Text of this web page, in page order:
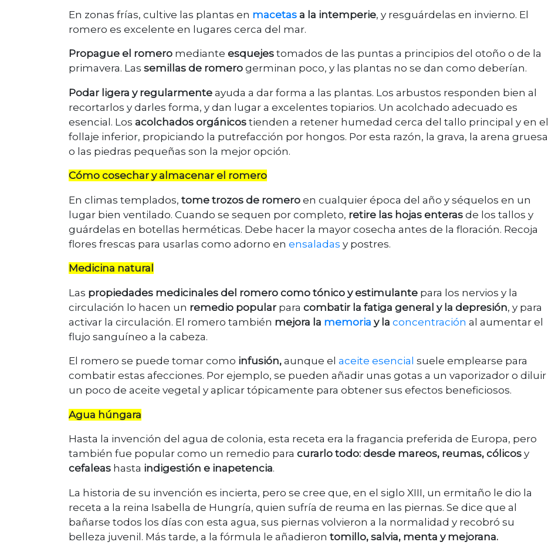
En zonas frías, cultive las plantas en macetas a la intemperie, y resguárdelas en invierno. El
romero es excelente en lugares cerca del mar.
Propague el romero mediante esquejes tomados de las puntas a principios del otoño o de la
primavera. Las semillas de romero germinan poco, y las plantas no se dan como deberían.
Podar ligera y regularmente ayuda a dar forma a las plantas. Los arbustos responden bien al
recortarlos y darles forma, y dan lugar a excelentes topiarios. Un acolchado adecuado es
esencial. Los acolchados orgánicos tienden a retener humedad cerca del tallo principal y en el
follaje inferior, propiciando la putrefacción por hongos. Por esta razón, la grava, la arena gruesa
o las piedras pequeñas son la mejor opción.
Cómo cosechar y almacenar el romero
En climas templados, tome trozos de romero en cualquier época del año y séquelos en un
lugar bien ventilado. Cuando se sequen por completo, retire las hojas enteras de los tallos y
guárdelas en botellas herméticas. Debe hacer la mayor cosecha antes de la floración. Recoja
flores frescas para usarlas como adorno en ensaladas y postres.
Medicina natural
Las propiedades medicinales del romero como tónico y estimulante para los nervios y la
circulación lo hacen un remedio popular para combatir la fatiga general y la depresión, y para
activar la circulación. El romero también mejora la memoria y la concentración al aumentar el
flujo sanguíneo a la cabeza.
El romero se puede tomar como infusión, aunque el aceite esencial suele emplearse para
combatir estas afecciones. Por ejemplo, se pueden añadir unas gotas a un vaporizador o diluir
un poco de aceite vegetal y aplicar tópicamente para obtener sus efectos beneficiosos.
Agua húngara
Hasta la invención del agua de colonia, esta receta era la fragancia preferida de Europa, pero
también fue popular como un remedio para curarlo todo: desde mareos, reumas, cólicos y
cefaleas hasta indigestión e inapetencia.
La historia de su invención es incierta, pero se cree que, en el siglo XIII, un ermitaño le dio la
receta a la reina Isabella de Hungría, quien sufría de reuma en las piernas. Se dice que al
bañarse todos los días con esta agua, sus piernas volvieron a la normalidad y recobró su
belleza juvenil. Más tarde, a la fórmula le añadieron tomillo, salvia, menta y mejorana.